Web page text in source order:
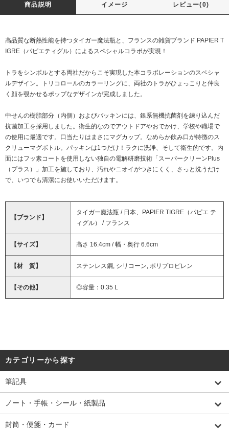
商品説明 イメージ レビュー(0)
高品質な断熱性能を持つタイガー魔法瓶と、フランスの雑貨ブランド PAPIER T
IGRE（パピエティグル）によるスペシャルコラボが実現！
トラをシンボルとする両社だからこそ実現した本コラボレーションのスペシャ
ルデザイン。トリコロールのカラーリングに、両社のトラがひょっこりと仲良
く顔を覗かせるポップなデザインが完成しました。
中せんの樹脂部分（内側）およびパッキンには、銀系無機抗菌剤を練り込んだ
抗菌加工を採用しました。衛生的なのでアウトドアやおでかけ、学校や職場で
の使用に最適です。口当たりはまさにマグカップ。なめらか飲み口が特徴のス
クリューマグボトル。パッキンは1つだけ！ラクに洗浄、そして衛生的です。内
面にはフッ素コートを使用しない独自の電解研磨技術「スーパークリーンPlus
（プラス）」加工を施しており、汚れやニオイがつきにくく、さっと洗うだけ
で、いつでも清潔にお使いいただけます。
【ブランド】
タイガー魔法瓶 / 日本、PAPIER TIGRE（パピエ テ
ィグル） / フランス
【サイズ】 高さ 16.4cm / 幅・奥行 6.6cm
【材 質】 ステンレス鋼, シリコーン, ポリプロピレン
【その他】 ◎容量：0.35 L
カテゴリーから探す
筆記具
ノート・手帳・シール・紙製品
封筒・便箋・カード